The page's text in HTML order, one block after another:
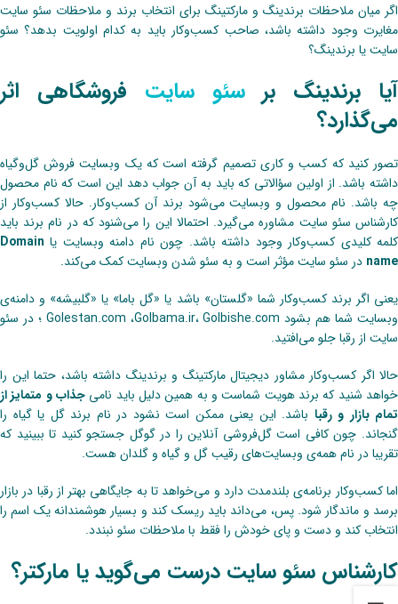
اگر میان ملاحظات برندینگ و مارکتینگ برای انتخاب برند و ملاحظات سئو سایت
مغایرت وجود داشته باشد، صاحب کسب‌وکار باید به کدام اولویت بدهد؟ سئو
سایت یا برندینگ؟
آیا برندینگ برسئو سایت فروشگاهی اثر
می‌گذارد؟
تصور کنید که کسب و کاری تصمیم گرفته است که یک وبسایت فروش گل‌وگیاه
داشته باشد. از اولین سؤالاتی که باید به آن جواب دهد این است که نام محصول
چه باشد. نام محصول و وبسایت می‌شود برند آن کسب‌وکار. حالا کسب‌وکار از
کارشناس سئو سایت مشاوره می‌گیرد. احتمالا این را می‌شنود که در نام برند باید
کلمه‌ کلیدی کسب‌وکار وجود داشته باشد. چون نام دامنه وبسایت یا Domain
name در سئو سایت مؤثر است و به سئو شدن وبسایت کمک می‌کند.
یعنی اگر برند کسب‌وکار شما «گلستان» باشد یا «گل‌ باما» یا «گلبیشه» و دامنه‌ی
وبسایت شما هم بشود ‌Golestan.com ،Golbama.ir، Golbishe.com ؛ در سئو
سایت از رقبا جلو می‌افتید.
حالا اگر کسب‌وکار مشاور دیجیتال مارکتینگ و برندینگ داشته باشد، حتما این را
خواهد شنید که برند هویت شماست و به همین دلیل باید نامی جذاب و متمایز از
تمام بازار و رقبا باشد. این یعنی ممکن است نشود در نام برند گل یا گیاه را
گنجاند. چون کافی است گل‌فروشی آنلاین را در گوگل جستجو کنید تا ببینید که
تقریبا در نام همه‌ی وبسایت‌های رقیب گل و گیاه و گلدان هست.
اما کسب‌وکار برنامه‌ی بلند‌مدت دارد و می‌خواهد تا به جایگاهی بهتر از رقبا در بازار
برسد و ماندگار شود. پس، می‌داند باید ریسک کند و بسیار هوشمندانه یک اسم را
انتخاب کند و دست و پای خودش را فقط با ملاحظات سئو نبندد.
کارشناس سئو سایت درست می‌گوید یا مارکتر؟